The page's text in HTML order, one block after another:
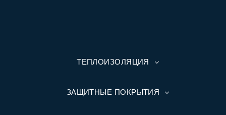
ТЕПЛОИЗОЛЯЦИЯ
ЗАЩИТНЫЕ ПОКРЫТИЯ